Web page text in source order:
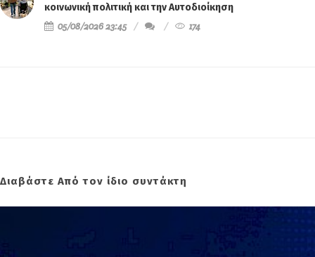
κοινωνική πολιτική και την Αυτοδιοίκηση
05/08/2026 23:45
174
Διαβάστε Από τον ίδιο συντάκτη